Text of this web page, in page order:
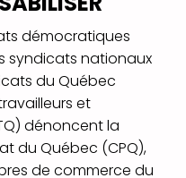
démocratiques
syndicats nationaux
du Québec
et
dénoncent la
du Québec (CPQ),
de commerce du